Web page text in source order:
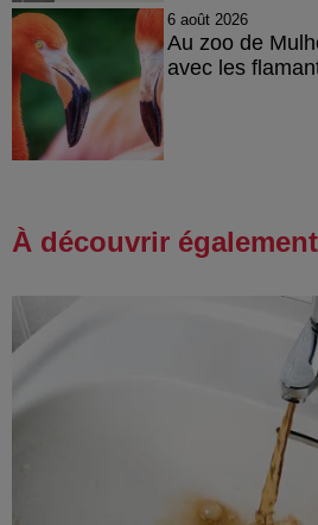
6 août 2026
Au zoo de
avec les
À découvrir également